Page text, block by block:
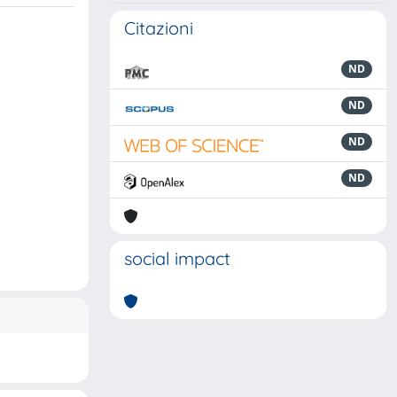
Citazioni
ND
ND
ND
ND
social impact